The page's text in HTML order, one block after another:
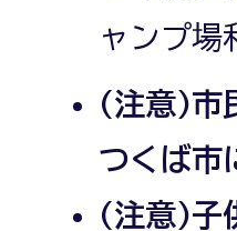
ャンプ場
(注意)市
つくば市
(注意)子